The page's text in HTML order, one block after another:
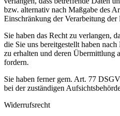
bzw. alternativ nach Maßgabe des
Einschränkung der Verarbeitung der
Sie haben das Recht zu verlangen,
die Sie uns bereitgestellt haben
zu erhalten und deren Übermittlung
fordern.
Sie haben ferner gem. Art. 77
bei der zuständigen
Widerrufsrecht